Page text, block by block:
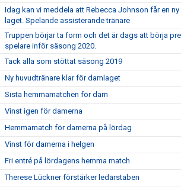
Idag kan vi meddela att Rebecca Johnson får en ny
laget. Spelande assisterande tränare
Truppen börjar ta form och det är dags att börja
spelare inför säsong 2020.
Tack alla som stöttat säsong 2019
Ny huvudtränare klar för damlaget
Sista hemmamatchen för dam
Vinst igen för damerna
Hemmamatch för damerna på lördag
Vinst för damerna i helgen
Fri entré på lördagens hemma match
Therese Lückner förstärker ledarstaben